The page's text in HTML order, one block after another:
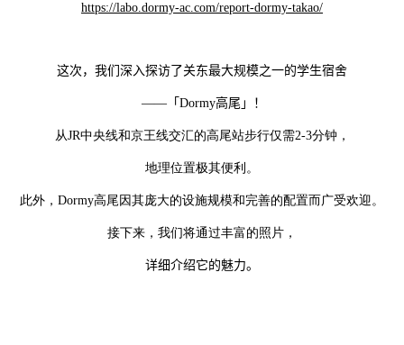
https://labo.dormy-ac.com/report-dormy-takao/
这次，我们深入探访了关东最大规模之一的学生宿舍
—— 「 Dormy高尾」！
从JR中央线和京王线交汇的高尾站步行仅需2-3分钟，
地理位置极其便利。
此外，Dormy高尾因其庞大的设施规模和完善的配置而广受欢迎。
接下来，我们将通过丰富的照片，
详细介绍它的魅力。